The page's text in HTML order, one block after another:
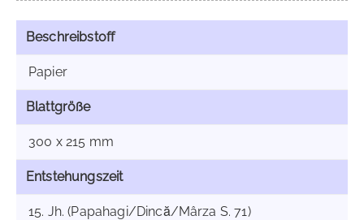
Beschreibstoff
Papier
Blattgröße
300 x 215 mm
Entstehungszeit
15. Jh. (Papahagi/Dincă/Mârza S. 71)